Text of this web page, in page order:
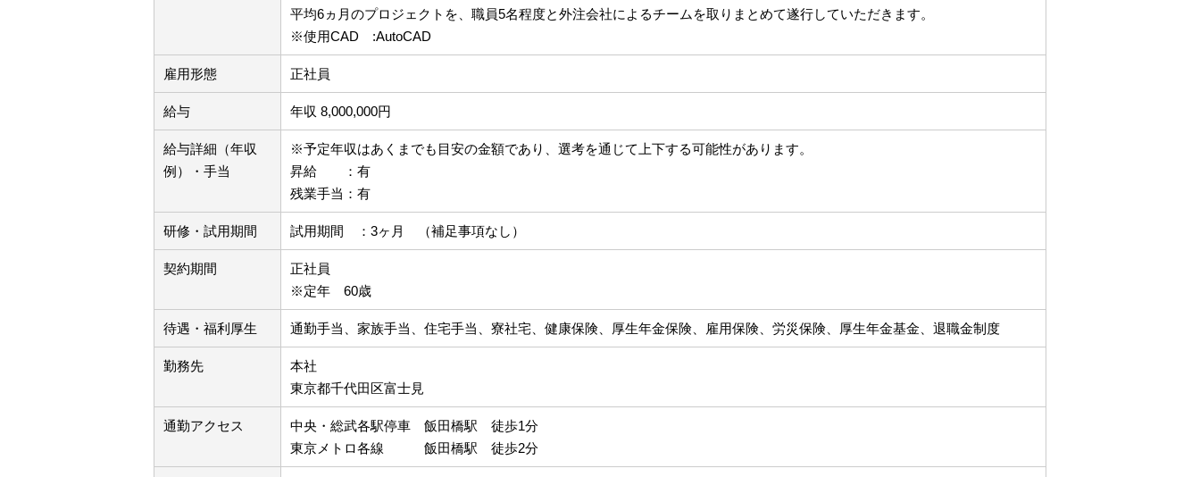
平均6ヵ月のプロジェクトを、職員5名程度と外注会社によるチームを取りまとめて遂行していただきます。
※使用CAD :AutoCAD
雇用形態 正社員
給与 年収 8,000,000円
給与詳細（年収
例）・手当
※予定年収はあくまでも目安の金額であり、選考を通じて上下する可能性があります。
昇給 ：有
残業手当：有
研修・試用期間 試用期間 ：3ヶ月 （補足事項なし）
契約期間
正社員
※定年 60歳
待遇・福利厚生 通勤手当、家族手当、住宅手当、寮社宅、健康保険、厚生年金保険、雇用保険、労災保険、厚生年金基金、退職金制度
勤務先
本社
東京都千代田区富士見
通勤アクセス
中央・総武各駅停車 飯田橋駅 徒歩1分
東京メトロ各線 飯田橋駅 徒歩2分